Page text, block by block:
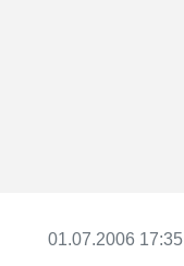
01.07.2006 17:35